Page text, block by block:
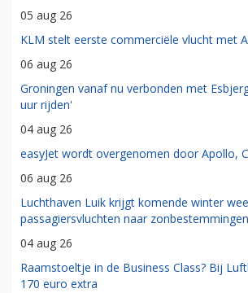
05 aug 26
KLM stelt eerste commerciële vlucht met
06 aug 26
Groningen vanaf nu verbonden met
uur rijden'
04 aug 26
easyJet wordt overgenomen door Apollo,
06 aug 26
Luchthaven Luik krijgt komende winter
passagiersvluchten naar zonbestemmingen
04 aug 26
Raamstoeltje in de Business Class? Bij
170 euro extra